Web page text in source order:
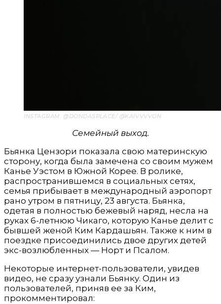
INSTAGRAM: @DONDASPLACE/ @KAIVVVVON
Семейный выход.
Бьянка Цензори показала свою материнскую
сторону, когда была замечена со своим мужем
Канье Уэстом в Южной Корее. В ролике,
распространившемся в социальных сетях,
семья прибывает в международный аэропорт
рано утром в пятницу, 23 августа. Бьянка,
одетая в полностью бежевый наряд, несла на
руках 6-летнюю Чикаго, которую Канье делит с
бывшей женой Ким Кардашьян. Также к ним в
поездке присоединились двое других детей
экс-возлюбленных — Норт и Псалом.
Некоторые интернет-пользователи, увидев
видео, не сразу узнали Бьянку. Один из
пользователей, приняв ее за Ким,
прокомментировал: